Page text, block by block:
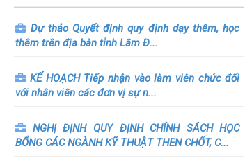
Dự thảo Quyết định quy định dạy thêm, học
thêm trên địa bàn tỉnh Lâm Đ...
KẾ HOẠCH Tiếp nhận vào làm viên chức đối
với nhân viên các đơn vị sự n...
NGHỊ ĐỊNH QUY ĐỊNH CHÍNH SÁCH HỌC
BỔNG CÁC NGÀNH KỸ THUẬT THEN CHỐT, C...